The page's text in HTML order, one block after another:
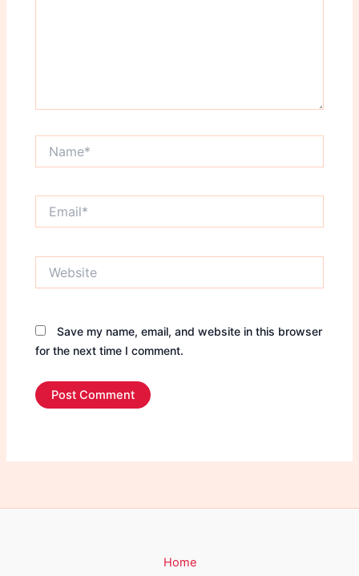
Save my name, email, and website in this browser
for the next time I comment.
Home